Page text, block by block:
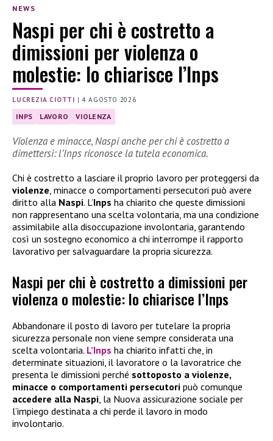
NEWS
Naspi per chi è costretto a
dimissioni per violenza o
molestie: lo chiarisce l’Inps
LUCREZIA CIOTTI |4 AGOSTO 2026
INPS LAVORO VIOLENZA
Violenza e minacce, Naspi anche per chi è costretto a
dimettersi: l’Inps riconosce la tutela economica.
Chi è costretto a lasciare il proprio lavoro per proteggersi da
violenze , minacce o comportamenti persecutori può avere
diritto alla Naspi. L’Inps ha chiarito che queste dimissioni
non rappresentano una scelta volontaria, ma una condizione
assimilabile alla disoccupazione involontaria, garantendo
così un sostegno economico a chi interrompe il rapporto
lavorativo per salvaguardare la propria sicurezza.
Naspi per chi è costretto a dimissioni per
violenza o molestie: lo chiarisce l’Inps
Abbandonare il posto di lavoro per tutelare la propria
sicurezza personale non viene sempre considerata una
scelta volontaria. L’Inps ha chiarito infatti che, in
determinate situazioni, il lavoratore o la lavoratrice che
presenta le dimissioni perché sottoposto a violenze,
minacce o comportamenti persecutori può comunque
accedere alla Naspi, la Nuova assicurazione sociale per
l’impiego destinata a chi perde il lavoro in modo
involontario.